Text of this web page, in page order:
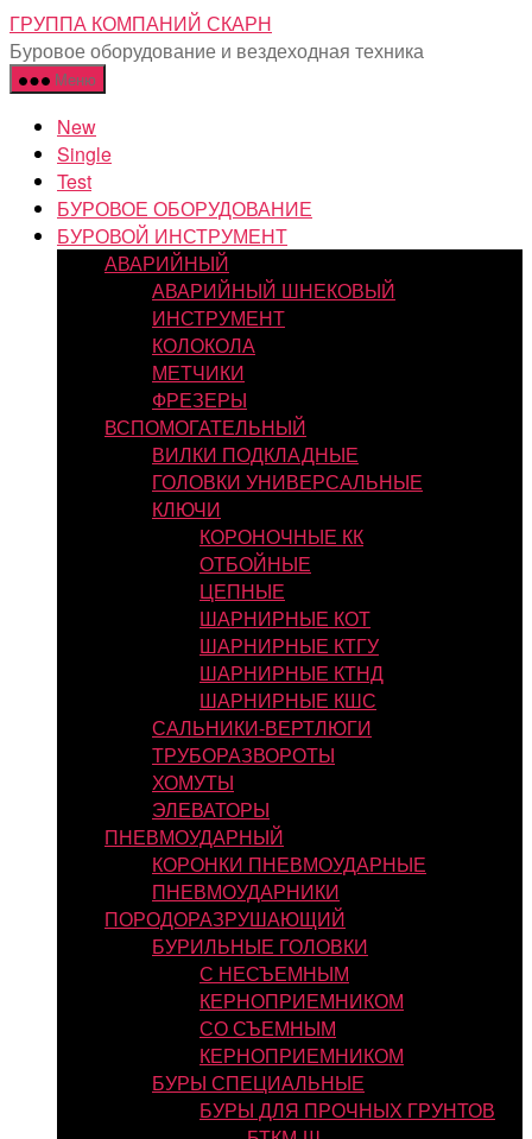
Перейти
к
содержимому
ГРУППА КОМПАНИЙ СКАРН
Буровое оборудование и вездеходная техника
Меню
New
Single
Test
БУРОВОЕ ОБОРУДОВАНИЕ
БУРОВОЙ ИНСТРУМЕНТ
АВАРИЙНЫЙ
АВАРИЙНЫЙ ШНЕКОВЫЙ
ИНСТРУМЕНТ
КОЛОКОЛА
МЕТЧИКИ
ФРЕЗЕРЫ
ВСПОМОГАТЕЛЬНЫЙ
ВИЛКИ ПОДКЛАДНЫЕ
ГОЛОВКИ УНИВЕРСАЛЬНЫЕ
КЛЮЧИ
КОРОНОЧНЫЕ КК
ОТБОЙНЫЕ
ЦЕПНЫЕ
ШАРНИРНЫЕ КОТ
ШАРНИРНЫЕ КТГУ
ШАРНИРНЫЕ КТНД
ШАРНИРНЫЕ КШС
САЛЬНИКИ-ВЕРТЛЮГИ
ТРУБОРАЗВОРОТЫ
ХОМУТЫ
ЭЛЕВАТОРЫ
ПНЕВМОУДАРНЫЙ
КОРОНКИ ПНЕВМОУДАРНЫЕ
ПНЕВМОУДАРНИКИ
ПОРОДОРАЗРУШАЮЩИЙ
БУРИЛЬНЫЕ ГОЛОВКИ
С НЕСЪЕМНЫМ
КЕРНОПРИЕМНИКОМ
СО СЪЕМНЫМ
КЕРНОПРИЕМНИКОМ
БУРЫ СПЕЦИАЛЬНЫЕ
БУРЫ ДЛЯ ПРОЧНЫХ ГРУНТОВ